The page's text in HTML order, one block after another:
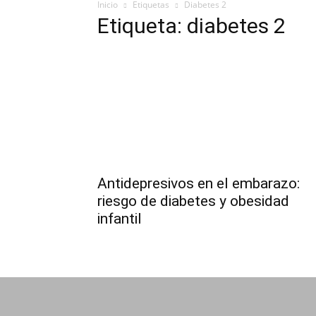
Inicio Etiquetas Diabetes 2
Etiqueta: diabetes 2
Antidepresivos en el embarazo:
riesgo de diabetes y obesidad
infantil